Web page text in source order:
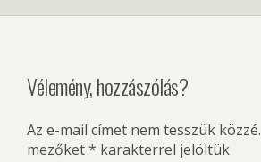
Vélemény, hozzászólás?
Az e-mail címet nem tesszük közzé.
mezőket* karakterrel jelöltük